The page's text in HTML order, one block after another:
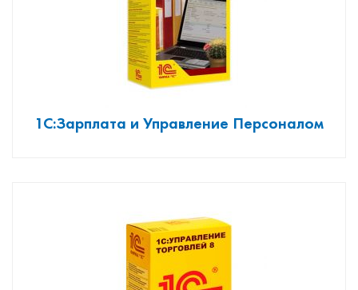
1С:Зарплата и Управление Персоналом